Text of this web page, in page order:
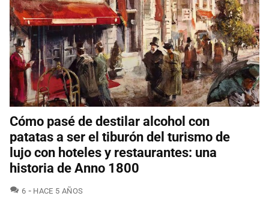
Cómo pasé de destilar alcohol con
patatas a ser el tiburón del turismo de
lujo con hoteles y restaurantes: una
historia de Anno 1800
6 COMENTARIOS
HACE 5 AÑOS